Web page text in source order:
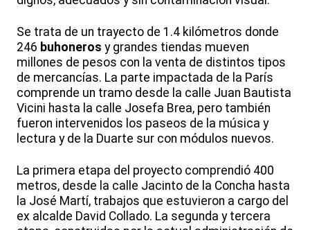
Se trata de un trayecto de 1.4 kilómetros donde
246 buhoneros y grandes tiendas mueven
millones de pesos con la venta de distintos tipos
de mercancías. La parte impactada de la París
comprende un tramo desde la calle Juan Bautista
Vicini hasta la calle Josefa Brea, pero también
fueron intervenidos los paseos de la música y
lectura y de la Duarte sur con módulos nuevos.
La primera etapa del proyecto comprendió 400
metros, desde la calle Jacinto de la Concha hasta
la José Martí, trabajos que estuvieron a cargo del
ex alcalde David Collado. La segunda y tercera